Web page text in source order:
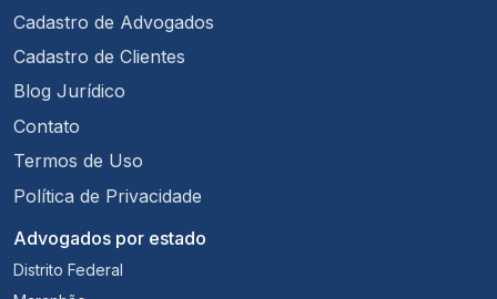
Cadastro de Advogados
Cadastro de Clientes
Blog Jurídico
Contato
Termos de Uso
Política de Privacidade
Advogados por estado
Distrito Federal